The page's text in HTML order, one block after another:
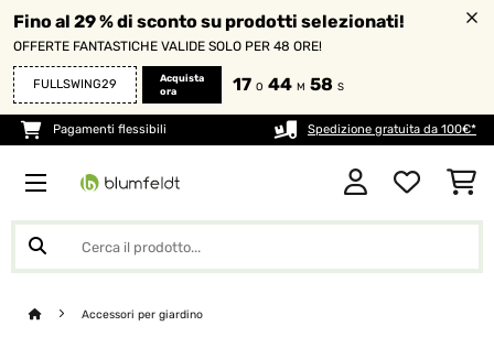
Fino al 29 % di sconto su prodotti selezionati!
OFFERTE FANTASTICHE VALIDE SOLO PER 48 ORE!
FULLSWING29
Acquista
ora
17 O 44 M 58 S
Pagamenti flessibili Spedizione gratuita da 100€*
Accessori per giardino